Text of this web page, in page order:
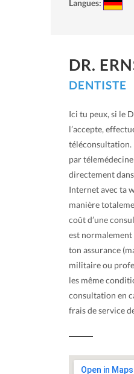
Langues:
DR.
DENTISTE
Ici tu peux, si le
l’accepte,
téléconsultation.
par télemédecine
directement
Internet avec ta
manière
coût d’une
est
ton assurance
militaire ou
les même
consultation en
frais de service